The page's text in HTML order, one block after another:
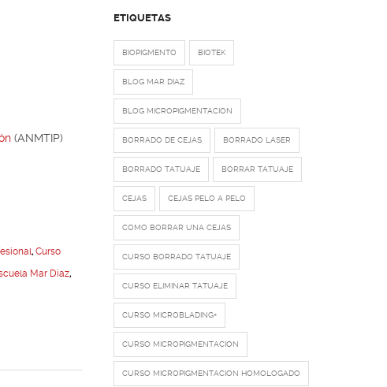
(ANMTIP)
,Curso
Mar Diaz,
ETIQUETAS
BIOPIGMENTO BIOTEK
BLOG MAR DIAZ
BLOG MICROPIGMENTACION
BORRADO DE CEJAS BORRADO LASER
BORRADO TATUAJE BORRAR TATUAJE
CEJAS CEJAS PELO A PELO
COMO BORRAR UNA CEJAS
CURSO BORRADO TATUAJE
CURSO ELIMINAR TATUAJE
CURSO MICROBLADING+
CURSO MICROPIGMENTACION
CURSO MICROPIGMENTACION HOMOLOGADO